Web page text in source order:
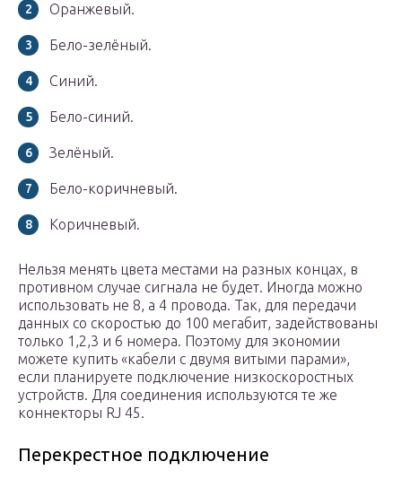
Оранжевый.
Бело-зелёный.
Синий.
Бело-синий.
Зелёный.
Бело-коричневый.
Коричневый.
Нельзя менять цвета местами на разных концах, в
противном случае сигнала не будет. Иногда можно
использовать не 8, а 4 провода. Так, для передачи
данных со скоростью до 100 мегабит, задействованы
только 1,2,3 и 6 номера. Поэтому для экономии
можете купить «кабели с двумя витыми парами»,
если планируете подключение низкоскоростных
устройств. Для соединения используются те же
коннекторы RJ 45.
Перекрестное подключение